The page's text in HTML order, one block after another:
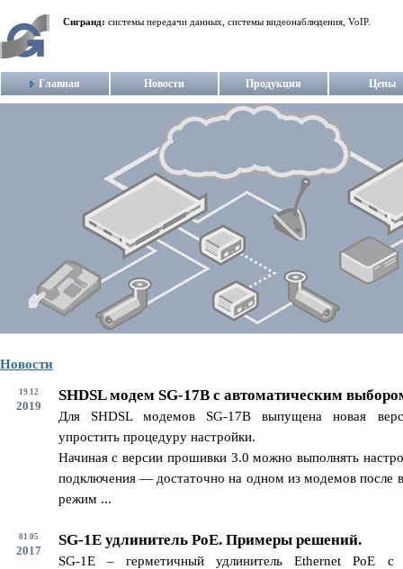
Сигранд: системы передачи данных, системы видеонаблюдения, VoIP.
Главная Новости Продукция Цены
Новости
19.12
2019
SHDSL модем SG-17B с автоматическим
Для SHDSL модемов SG-17B выпущена новая
упростить процедуру настройки.
Начиная с версии прошивки 3.0 можно выполнять
подключения — достаточно на одном из модемов после
режим ...
01.05
2017
SG-1E удлинитель PoE. Примеры решений.
SG-1E – герметичный удлинитель Ethernet PoE